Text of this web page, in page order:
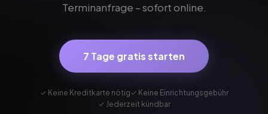
Terminanfrage – sofort online.
7 Tage gratis starten
✓ Keine Kreditkarte nötig✓ Keine Einrichtungsgebühr
✓ Jederzeit kündbar